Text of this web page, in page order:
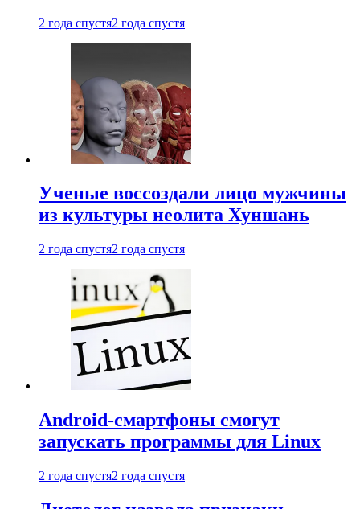
2 года спустя2 года спустя
Ученые воссоздали лицо мужчины
из культуры неолита Хуншань
2 года спустя2 года спустя
Android-смартфоны смогут
запускать программы для Linux
2 года спустя2 года спустя